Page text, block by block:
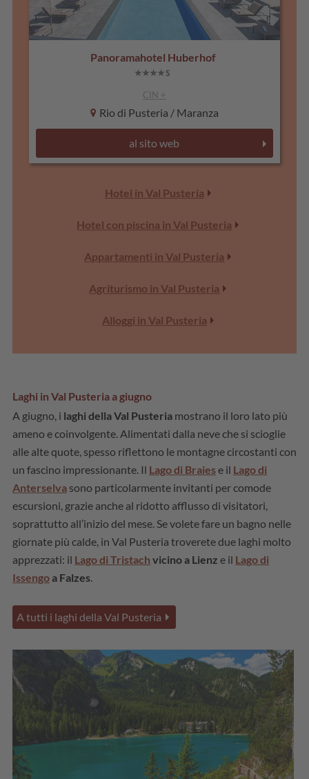
Panoramahotel Huberhof
CIN +
Rio di Pusteria / Maranza
al sito web
Hotel in Val Pusteria
Hotel con piscina in Val Pusteria
Appartamenti in Val Pusteria
Agriturismo in Val Pusteria
Alloggi in Val Pusteria
Laghi in Val Pusteria a giugno
A giugno, i laghi della Val Pusteria mostrano il loro lato più
ameno e coinvolgente. Alimentati dalla neve che si scioglie
alle alte quote, spesso riflettono le montagne circostanti con
un fascino impressionante. Il Lago di Braiese il Lago di
Anterselva sono particolarmente invitanti per comode
escursioni, grazie anche al ridotto afflusso di visitatori,
soprattutto all’inizio del mese. Se volete fare un bagno nelle
giornate più calde, in Val Pusteria troverete due laghi molto
apprezzati: il Lago di Tristach vicino a Lienz e il Lago di
Issengo a Falzes
A tutti i laghi della Val Pusteria